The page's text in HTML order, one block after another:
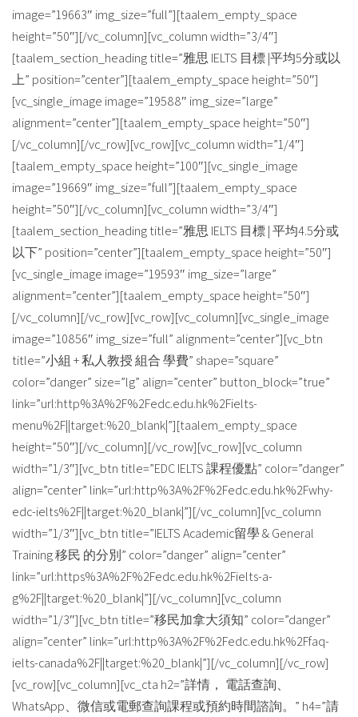
image=”19663″ img_size=”full”][taalem_empty_space
height=”50″][/vc_column][vc_column width=”3/4″]
[taalem_section_heading title=”雅思 IELTS 目標 |平均5分或以
上” position=”center”][taalem_empty_space height=”50″]
[vc_single_image image=”19588″ img_size=”large”
alignment=”center”][taalem_empty_space height=”50″]
[/vc_column][/vc_row][vc_row][vc_column width=”1/4″]
[taalem_empty_space height=”100″][vc_single_image
image=”19669″ img_size=”full”][taalem_empty_space
height=”50″][/vc_column][vc_column width=”3/4″]
[taalem_section_heading title=”雅思 IELTS 目標 | 平均4.5分或
以下” position=”center”][taalem_empty_space height=”50″]
[vc_single_image image=”19593″ img_size=”large”
alignment=”center”][taalem_empty_space height=”50″]
[/vc_column][/vc_row][vc_row][vc_column][vc_single_image
image=”10856″ img_size=”full” alignment=”center”][vc_btn
title=”小組 + 私人教授 組合 學費” shape=”square”
color=”danger” size=”lg” align=”center” button_block=”true”
link=”url:http%3A%2F%2Fedc.edu.hk%2Fielts-
menu%2F||target:%20_blank|”][taalem_empty_space
height=”50″][/vc_column][/vc_row][vc_row][vc_column
width=”1/3″][vc_btn title=”EDC IELTS 課程優點” color=”danger”
align=”center” link=”url:http%3A%2F%2Fedc.edu.hk%2Fwhy-
edc-ielts%2F||target:%20_blank|”][/vc_column][vc_column
width=”1/3″][vc_btn title=”IELTS Academic留學 & General
Training 移民 的分別” color=”danger” align=”center”
link=”url:https%3A%2F%2Fedc.edu.hk%2Fielts-a-
g%2F||target:%20_blank|”][/vc_column][vc_column
width=”1/3″][vc_btn title=”移民加拿大須知” color=”danger”
align=”center” link=”url:http%3A%2F%2Fedc.edu.hk%2Ffaq-
ielts-canada%2F||target:%20_blank|”][/vc_column][/vc_row]
[vc_row][vc_column][vc_cta h2=”詳情， 電話查詢、
WhatsApp、微信或電郵查詢課程或預約時間諮詢。” h4=”請